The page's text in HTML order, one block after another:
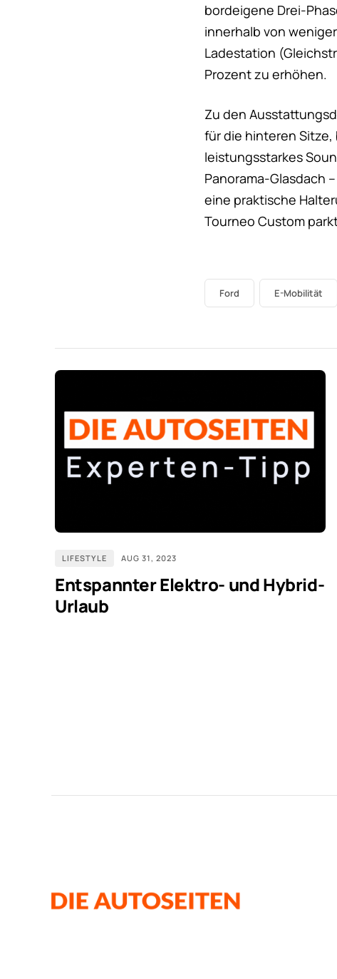
bordeigene Drei-
innerhalb von
Ladestation
Prozent zu erhöhen.
Zu den
für die hinteren
leistungsstarkes
Panorama-Glasdach
eine praktische
Tourneo Custom
Ford E-Mobilität
LIFESTYLE AUG 31, 2023
Entspannter Elektro- und Hybrid-
Urlaub